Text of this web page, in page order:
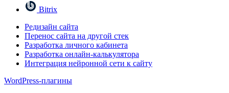
Bitrix
Редизайн сайта
Перенос сайта на другой стек
Разработка личного кабинета
Разработка онлайн-калькулятора
Интеграция нейронной сети к сайту
WordPress-плагины